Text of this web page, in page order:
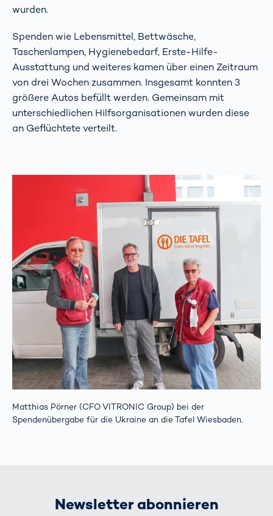
wurden.
Spenden wie Lebensmittel, Bettwäsche,
Taschenlampen, Hygienebedarf, Erste-Hilfe-
Ausstattung und weiteres kamen über einen Zeitraum
von drei Wochen zusammen. Insgesamt konnten 3
größere Autos befüllt werden. Gemeinsam mit
unterschiedlichen Hilfsorganisationen wurden diese
an Geflüchtete verteilt.
Matthias Pörner (CFO VITRONIC Group) bei der
Spendenübergabe für die Ukraine an die Tafel Wiesbaden.
Newsletter abonnieren